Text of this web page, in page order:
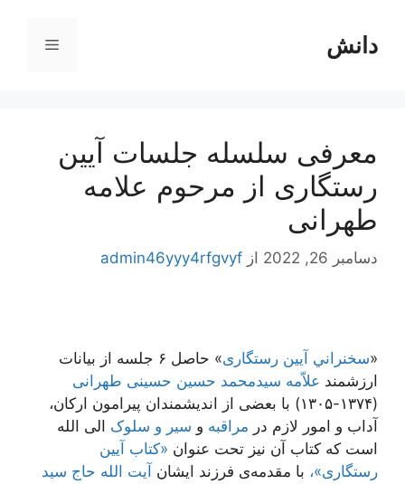
محتوادانش فهرست
معرفی سلسله جلسات آیین
رستگاری از مرحوم علامه
طهرانی
دسامبر 26, 2022 از admin46yyy4rfgvyf
«سخنراني آیین رستگاری
» حاصل ۶ جلسه از بیانات
ارزشمند علاّمه سیدمحمد حسین حسینی طهرانی
(۱۳۷۴-۱۳۰۵) با بعضی از اندیشمندان پیرامون ارکان،
آداب و امور لازم در مراقبه و سیر و سلوک الی الله
است که کتاب آن نیز تحت عنوان «کتاب آیین
رستگاری»، با مقدمه‌ی فرزند ایشان آیت الله حاج سید